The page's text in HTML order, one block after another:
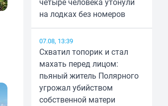
четыре человека утонули
на лодках без номеров
07.08, 13:39
Схватил топорик и стал
махать перед лицом:
пьяный житель Полярного
угрожал убийством
собственной матери